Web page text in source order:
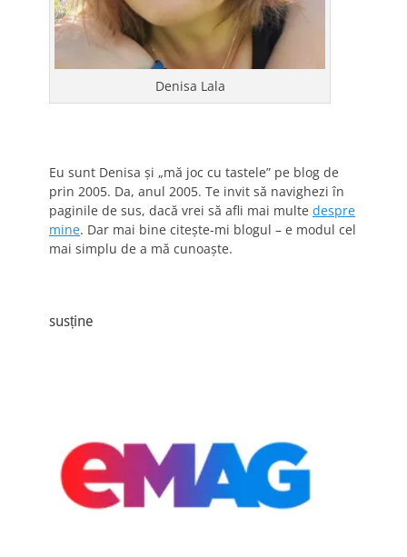
Denisa Lala
Eu sunt Denisa și „mă joc cu tastele” pe blog de
prin 2005. Da, anul 2005. Te invit să navighezi în
paginile de sus, dacă vrei să afli mai multe despre
mine. Dar mai bine citește-mi blogul – e modul cel
mai simplu de a mă cunoaște.
susține